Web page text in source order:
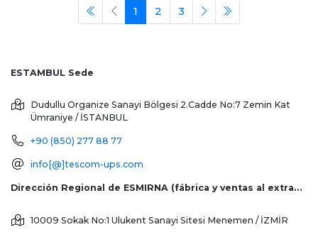
1 2 3
ESTAMBUL Sede
Dudullu Organize Sanayi Bölgesi 2.Cadde No:7 Zemin Kat
Ümraniye / İSTANBUL
+90 (850) 277 88 77
info[@]tescom-ups.com
Dirección Regional de ESMIRNA (fábrica y ventas al extranjero)
10009 Sokak No:1 Ulukent Sanayi Sitesi Menemen / İZMİR